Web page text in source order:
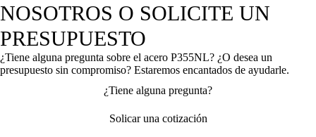
NOSOTROS O SOLICITE UN
PRESUPUESTO
¿Tiene alguna pregunta sobre el acero P355NL? ¿O desea un
presupuesto sin compromiso? Estaremos encantados de ayudarle.
¿Tiene alguna pregunta?
Solicar una cotización